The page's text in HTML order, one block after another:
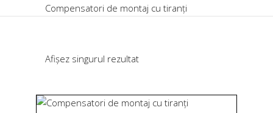
Compensatori de montaj cu tiranți
Afișez singurul rezultat